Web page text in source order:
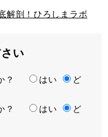
解剖！ひろしまラボ
い
？ はい
ど
？ はい
ど